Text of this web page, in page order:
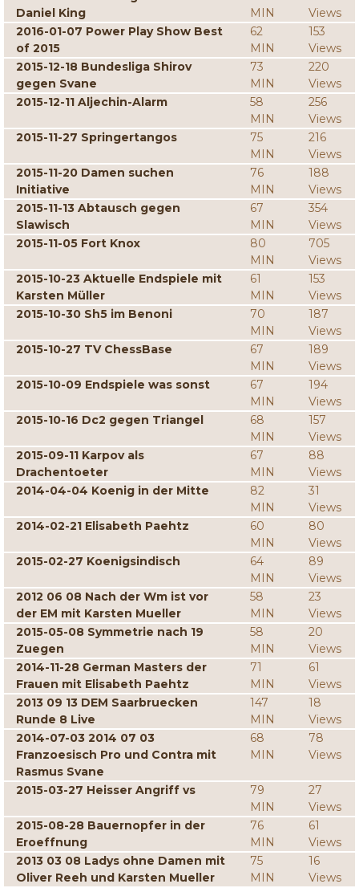
Daniel King
MIN
Views
2016-01-07 Power Play Show Best
of 2015
62
MIN
153
Views
2015-12-18 Bundesliga Shirov
gegen Svane
73
MIN
220
Views
2015-12-11 Aljechin-Alarm
58
MIN
256
Views
2015-11-27 Springertangos
75
MIN
216
Views
2015-11-20 Damen suchen
Initiative
76
MIN
188
Views
2015-11-13 Abtausch gegen
Slawisch
67
MIN
354
Views
2015-11-05 Fort Knox
80
MIN
705
Views
2015-10-23 Aktuelle Endspiele mit
Karsten Müller
61
MIN
153
Views
2015-10-30 Sh5 im Benoni
70
MIN
187
Views
2015-10-27 TV ChessBase
67
MIN
189
Views
2015-10-09 Endspiele was sonst
67
MIN
194
Views
2015-10-16 Dc2 gegen Triangel
68
MIN
157
Views
2015-09-11 Karpov als
Drachentoeter
67
MIN
88
Views
2014-04-04 Koenig in der Mitte
82
MIN
31
Views
2014-02-21 Elisabeth Paehtz
60
MIN
80
Views
2015-02-27 Koenigsindisch
64
MIN
89
Views
2012 06 08 Nach der Wm ist vor
der EM mit Karsten Mueller
58
MIN
23
Views
2015-05-08 Symmetrie nach 19
Zuegen
58
MIN
20
Views
2014-11-28 German Masters der
Frauen mit Elisabeth Paehtz
71
MIN
61
Views
2013 09 13 DEM Saarbruecken
Runde 8 Live
147
MIN
18
Views
2014-07-03 2014 07 03
Franzoesisch Pro und Contra mit
Rasmus Svane
68
MIN
78
Views
2015-03-27 Heisser Angriff vs
79
MIN
27
Views
2015-08-28 Bauernopfer in der
Eroeffnung
76
MIN
61
Views
2013 03 08 Ladys ohne Damen mit
Oliver Reeh und Karsten Mueller
75
MIN
16
Views